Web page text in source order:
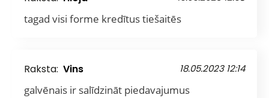
tagad visi forme kredītus tiešaitēs
Raksta: Vins 18.05.2023 12:14
galvēnais ir salīdzināt piedavajumus